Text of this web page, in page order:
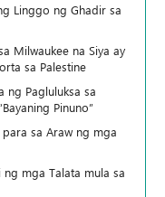
Linggo ng Ghadir sa
Milwaukee na Siya ay
sa Palestine
ng Pagluluksa sa
Pinuno”
sa Araw ng mga
mga Talata mula sa